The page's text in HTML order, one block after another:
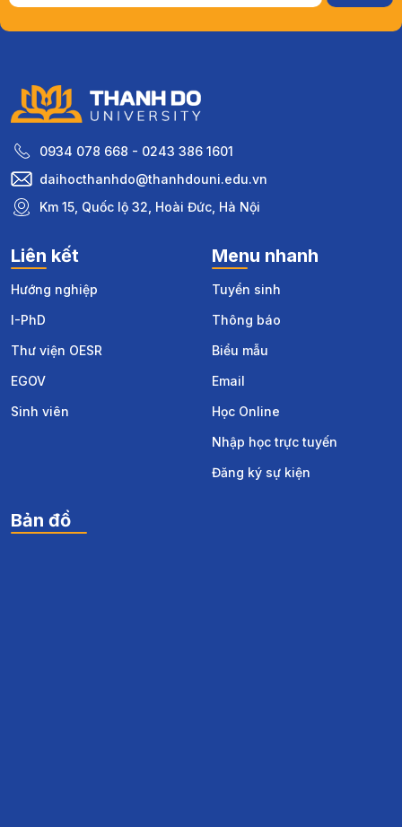
0934 078 668 - 0243 386 1601
daihocthanhdo@thanhdouni.edu.vn
Km 15, Quốc lộ 32, Hoài Đức, Hà Nội
Liên kết
Hướng nghiệp
I-PhD
Thư viện OESR
EGOV
Sinh viên
Menu nhanh
Tuyển sinh
Thông báo
Biểu mẫu
Email
Học Online
Nhập học trực tuyến
Đăng ký sự kiện
Bản đồ